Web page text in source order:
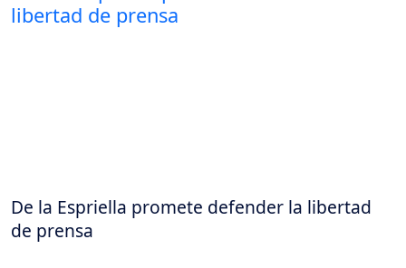
De la Espriella promete defender la libertad
de prensa